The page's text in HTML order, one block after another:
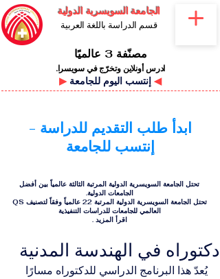
الجامعة السويسرية الدولية
قسم الدراسة باللغة العربية
مصنّفة 3 عالميًا
ادرس أونلاين وتخرّج في سويسرا.
▶ ◀
ابدأ طلب التقديم للدراسة -
إنتسب للجامعة
تحتل الجامعة السويسرية الدولية المرتبة الثالثة عالمياً بين أفضل
الجامعات الدولية.
تحتل الجامعة السويسرية الدولية المرتبة 22 عالمياً وفقاً لتصنيف QS
العالمي للجامعات للدراسات التنفيذية
اقرأ المزيد .
دكتوراه في الهندسة المدنية
يُعدّ هذا البرنامج الدراسي للدكتوراه مسارًا